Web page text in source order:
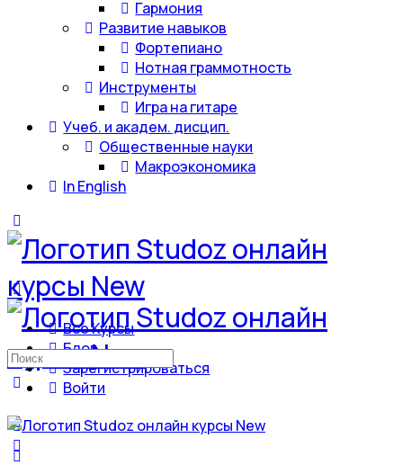
Гармония
Развитие навыков
Фортепиано
Нотная граммотность
Инструменты
Игра на гитаре
Учеб. и академ. дисцип.
Общественные науки
Макроэкономика
In English
Все Курсы
Блог
Зарегистрироваться
Войти
Искать: